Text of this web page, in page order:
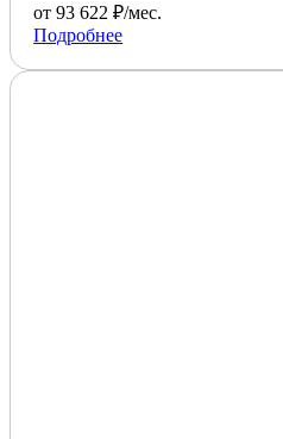
от 93 622 ₽/мес.
Подробнее